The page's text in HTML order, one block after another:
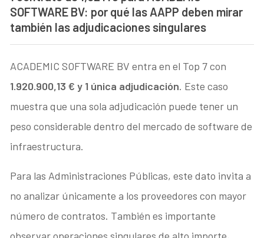
SOFTWARE BV: por qué las AAPP deben mirar
también las adjudicaciones singulares
ACADEMIC SOFTWARE BV entra en el Top 7 con
1.920.900,13 € y 1 única adjudicación. Este caso
muestra que una sola adjudicación puede tener un
peso considerable dentro del mercado de software de
infraestructura.
Para las Administraciones Públicas, este dato invita a
no analizar únicamente a los proveedores con mayor
número de contratos. También es importante